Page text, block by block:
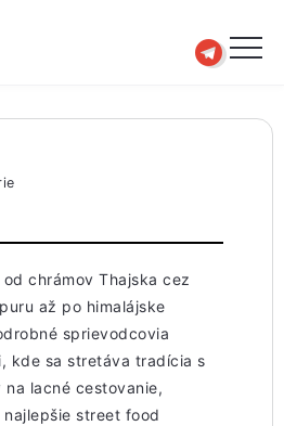
chrámov Thajska cez
až po himalájske
sprievodcovia
kde sa stretáva tradícia s
lacné cestovanie,
street food